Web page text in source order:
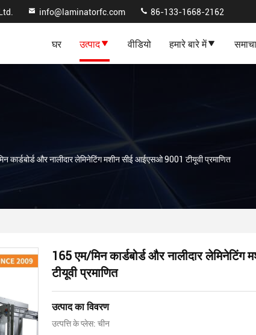
info@laminatorfc.com 86-133-1668-2162
घर उत्पाद वीडियो हमारे बारे में
कार्डबोर्ड और नालीदार लेमिनेटिंग मशीन सीई आईएसओ 9001 टीयूवी प्रमाणित
165 एम/मिन कार्डबोर्ड और नालीदार
टीयूवी प्रमाणित
उत्पाद का विवरण
उत्पत्ति के प्लेस: चीन